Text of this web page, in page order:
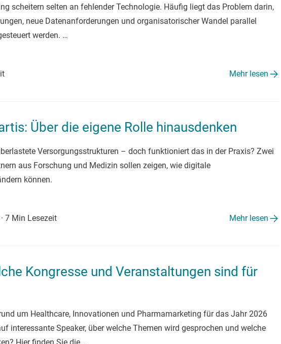
scheitern selten an fehlender Technologie. Häufig liegt das Problem darin,
neue Datenanforderungen und organisatorischer Wandel parallel
werden. …
Mehr lesen
Über die eigene Rolle hinausdenken
Versorgungsstrukturen – doch funktioniert das in der Praxis? Zwei
aus Forschung und Medizin sollen zeigen, wie digitale
können.
· 7 Min Lesezeit Mehr lesen
Kongresse und Veranstaltungen sind für
um Healthcare, Innovationen und Pharmamarketing für das Jahr 2026
interessante Speaker, über welche Themen wird gesprochen und welche